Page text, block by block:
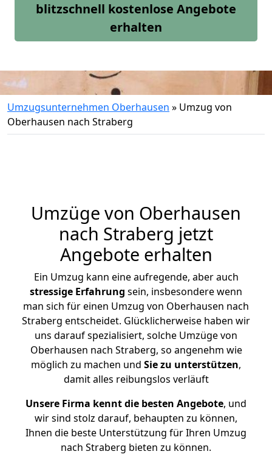
blitzschnell kostenlose Angebote
erhalten
Umzugsunternehmen Oberhausen » Umzug von
Oberhausen nach Straberg
Umzüge von Oberhausen
nach Straberg jetzt
Angebote erhalten
Ein Umzug kann eine aufregende, aber auch
stressige Erfahrung sein, insbesondere wenn
man sich für einen Umzug von Oberhausen nach
Straberg entscheidet. Glücklicherweise haben wir
uns darauf spezialisiert, solche Umzüge von
Oberhausen nach Straberg, so angenehm wie
möglich zu machen und Sie zu unterstützen,
damit alles reibungslos verläuft
Unsere Firma kennt die besten Angebote, und
wir sind stolz darauf, behaupten zu können,
Ihnen die beste Unterstützung für Ihren Umzug
nach Straberg bieten zu können.